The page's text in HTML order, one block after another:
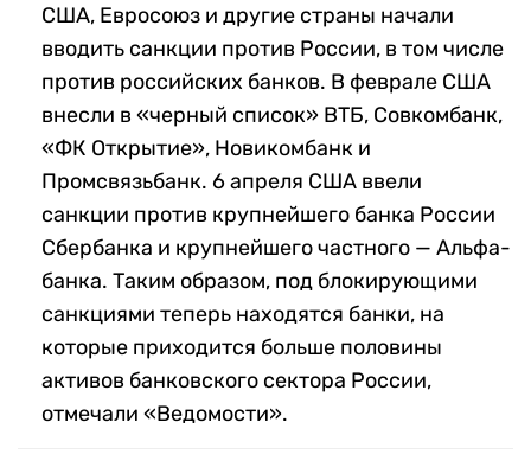
США, Евросоюз и другие страны начали
вводить санкции против России, в том числе
против российских банков. В феврале США
внесли в «черный список» ВТБ, Совкомбанк,
«ФК Открытие», Новикомбанк и
Промсвязьбанк. 6 апреля США ввели
санкции против крупнейшего банка России
Сбербанка и крупнейшего частного — Альфа-
банка. Таким образом, под блокирующими
санкциями теперь находятся банки, на
которые приходится больше половины
активов банковского сектора России,
отмечали «Ведомости».